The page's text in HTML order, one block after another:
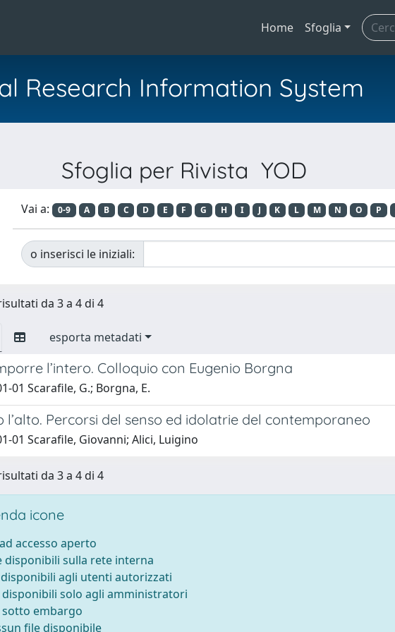
Home Sfoglia
Research Information System
Sfoglia per Rivista YOD
Vai a: 0-9 A B C D E F G H I J K L M N O P
o inserisci le iniziali:
da 3 a 4 di 4
esporta metadati
l’intero. Colloquio con Eugenio Borgna
01 Scarafile, G.; Borgna, E.
l’alto. Percorsi del senso ed idolatrie del contemporaneo
01 Scarafile, Giovanni; Alici, Luigino
da 3 a 4 di 4
icone
accesso aperto
disponibili sulla rete interna
agli utenti autorizzati
solo agli amministratori
embargo
file disponibile